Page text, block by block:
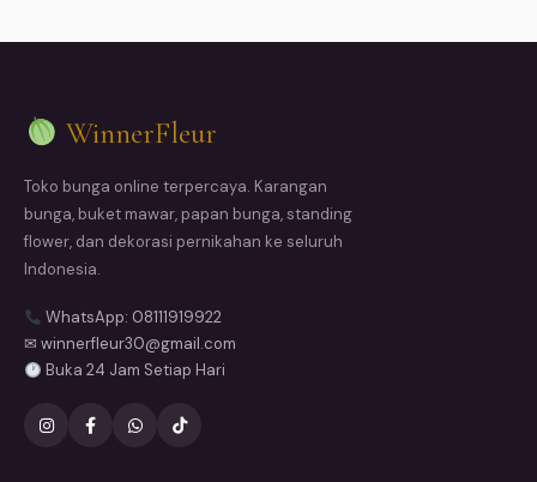
WinnerFleur
Toko bunga online terpercaya. Karangan
bunga, buket mawar, papan bunga, standing
flower, dan dekorasi pernikahan ke seluruh
Indonesia.
WhatsApp: 08111919922
✉ winnerfleur30@gmail.com
Buka 24 Jam Setiap Hari